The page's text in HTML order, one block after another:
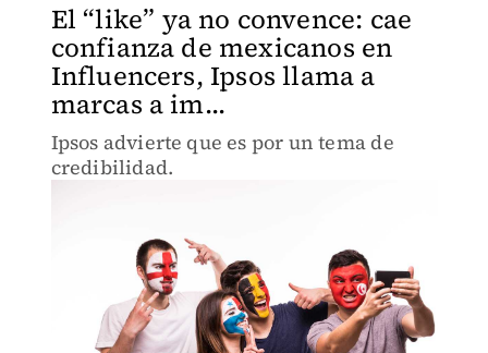
El “like” ya no convence: cae
confianza de mexicanos en
Influencers, Ipsos llama a
marcas a im...
Ipsos advierte que es por un tema de
credibilidad.